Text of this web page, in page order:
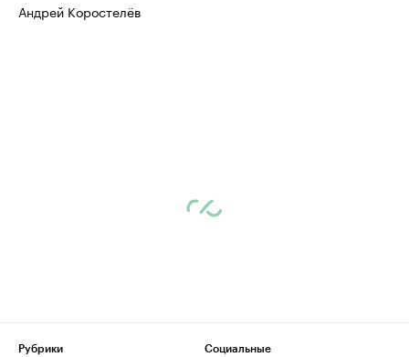
Андрей Коростелёв
Рубрики
Социальные